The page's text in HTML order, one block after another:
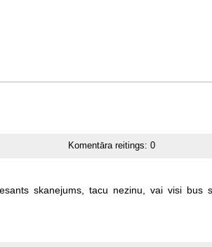
Komentāra reitings:0
skanejums, tacu nezinu, vai visi bus